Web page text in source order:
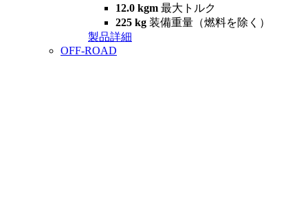
12.0 kgm 最大トルク
225 kg 装備重量（燃料を除く）
製品詳細
OFF-ROAD